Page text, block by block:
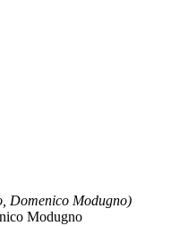
Domenico Modugno)
Modugno